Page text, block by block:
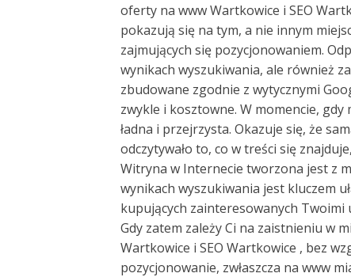
oferty na www Wartkowice i SEO
pokazują się na tym, a nie innym
zajmujących się pozycjonowaniem.
wynikach wyszukiwania, ale również
zbudowane zgodnie z wytycznymi
zwykle i kosztowne. W momencie, gdy
ładna i przejrzysta. Okazuje się, że
odczytywało to, co w treści się
Witryna w Internecie tworzona jest z
wynikach wyszukiwania jest kluczem
kupujących zainteresowanych Twoimi
Gdy zatem zależy Ci na zaistnieniu w
Wartkowice i SEO Wartkowice , bez
pozycjonowanie, zwłaszcza na www